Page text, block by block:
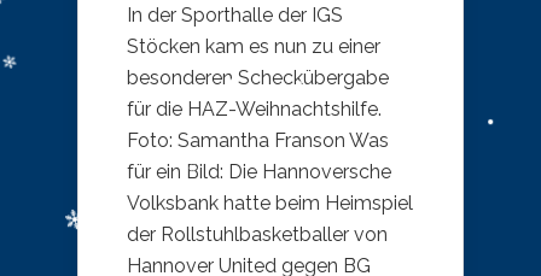
In der Sporthalle der IGS
Stöcken kam es nun zu einer
besonderen Scheckübergabe
für die HAZ-Weihnachtshilfe.
Foto: Samantha Franson Was
für ein Bild: Die Hannoversche
Volksbank hatte beim Heimspiel
der Rollstuhlbasketballer von
Hannover United gegen BG